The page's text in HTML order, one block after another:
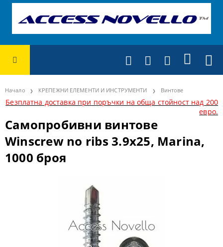
Начало КРЕПЕЖНИ ЕЛЕМЕНТИ И ИНСТРУМЕНТИ Винтове
Безплатна доставка при поръчки на обща стойност над 200
евро.
Самопробивни винтове
Winscrew no ribs 3.9x25, Marina,
1000 броя